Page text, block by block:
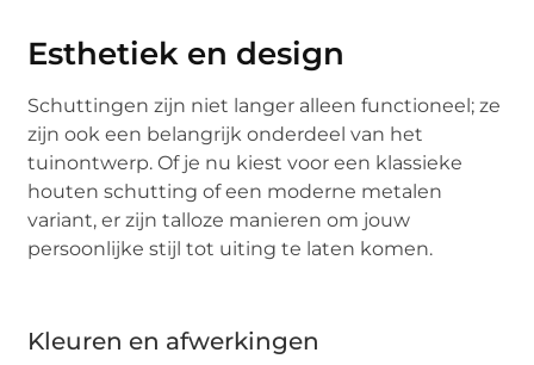
Esthetiek en design
Schuttingen zijn niet langer alleen functioneel; ze
zijn ook een belangrijk onderdeel van het
tuinontwerp. Of je nu kiest voor een klassieke
houten schutting of een moderne metalen
variant, er zijn talloze manieren om jouw
persoonlijke stijl tot uiting te laten komen.
Kleuren en afwerkingen